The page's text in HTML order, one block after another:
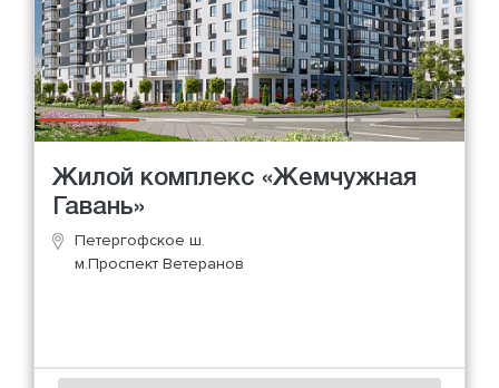
Жилой комплекс «Жемчужная
Гавань»
Петергофское ш.
м.Проспект Ветеранов